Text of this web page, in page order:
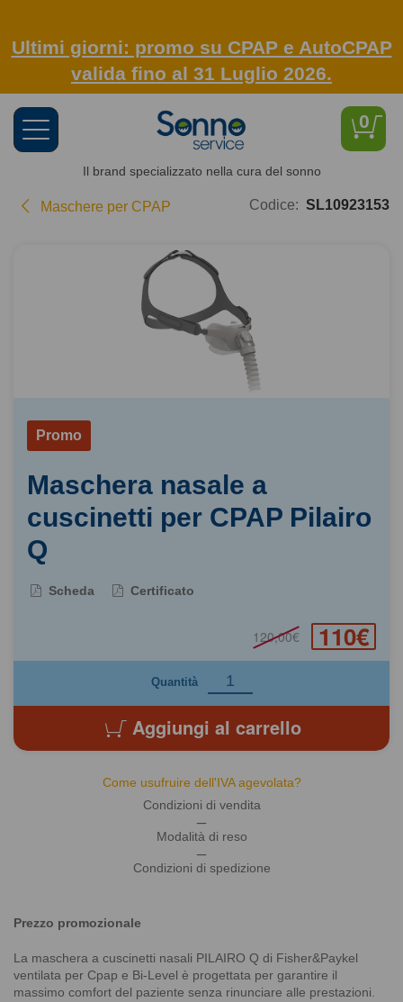
Ultimi giorni: promo su CPAP e AutoCPAP
valida fino al 31 Luglio 2026.
0
Toggle
navigation
Il brand specializzato nella cura del sonno
Maschere per CPAP Codice: SL10923153
Promo
Maschera nasale a
cuscinetti per CPAP Pilairo
Q
Scheda Certificato
120,00€ 110€
Quantità
Aggiungi al carrello
Come usufruire dell'IVA agevolata?
Condizioni di vendita
Modalità di reso
Condizioni di spedizione
Prezzo promozionale
La maschera a cuscinetti nasali PILAIRO Q di Fisher&Paykel
ventilata per Cpap e Bi-Level è progettata per garantire il
massimo comfort del paziente senza rinunciare alle prestazioni.